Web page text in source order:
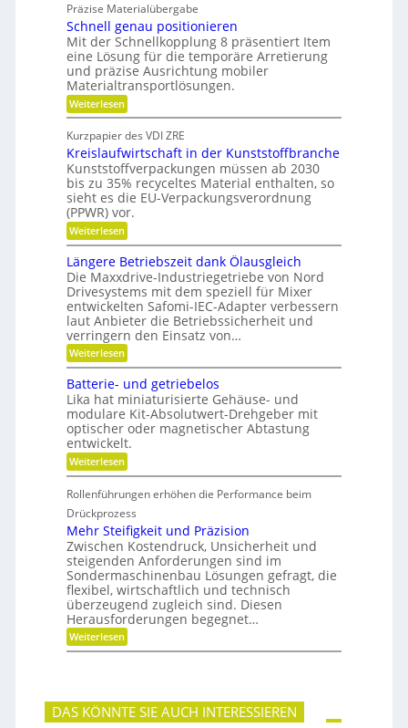
e
i
c
h
e
n
e
r
B
a
u
t
e
i
l
b
e
s
c
h
a
f
f
u
n
g
e
r
k
e
n
n
e
n
r
t
u
n
g
s
f
r
e
e
s
H
y
b
r
i
d
-
K
u
g
e
l
l
a
g
e
r
Präzise Materialübergabe
Schnell genau positionieren
Mit der Schnellkopplung 8 präsentiert Item
eine Lösung für die temporäre Arretierung
und präzise Ausrichtung mobiler
Materialtransportlösungen.
Weiterlesen:
S
h
n
e
l
l
g
e
n
a
u
p
o
s
i
t
i
o
n
i
e
r
e
n
Kurzpapier des VDI ZRE
Kreislaufwirtschaft in der Kunststoffbranche
Kunststoffverpackungen müssen ab 2030
bis zu 35% recyceltes Material enthalten, so
sieht es die EU-Verpackungsverordnung
(PPWR) vor.
Weiterlesen:
K
r
e
i
s
l
a
u
f
w
i
r
t
s
c
h
a
f
t
n
d
e
r
K
u
n
s
t
s
t
o
f
a
n
Längere Betriebszeit dank Ölausgleich
Die Maxxdrive-Industriegetriebe von Nord
Drivesystems mit dem speziell für Mixer
entwickelten Safomi-IEC-Adapter verbessern
laut Anbieter die Betriebssicherheit und
verringern den Einsatz von…
Weiterlesen:
L
n
g
e
r
e
B
e
t
r
e
b
s
z
e
i
t
d
a
n
k
s
g
Batterie- und getriebelos
Lika hat miniaturisierte Gehäuse- und
modulare Kit-Absolutwert-Drehgeber mit
optischer oder magnetischer Abtastung
entwickelt.
Weiterlesen:
B
t
t
e
r
e
-
u
n
d
g
e
t
b
e
Rollenführungen erhöhen die Performance beim
Drückprozess
Mehr Steifigkeit und Präzision
Zwischen Kostendruck, Unsicherheit und
steigenden Anforderungen sind im
Sondermaschinenbau Lösungen gefragt, die
flexibel, wirtschaftlich und technisch
überzeugend zugleich sind. Diesen
Herausforderungen begegnet…
Weiterlesen:
M
S
t
e
DAS KÖNNTE SIE AUCH INTERESSIEREN